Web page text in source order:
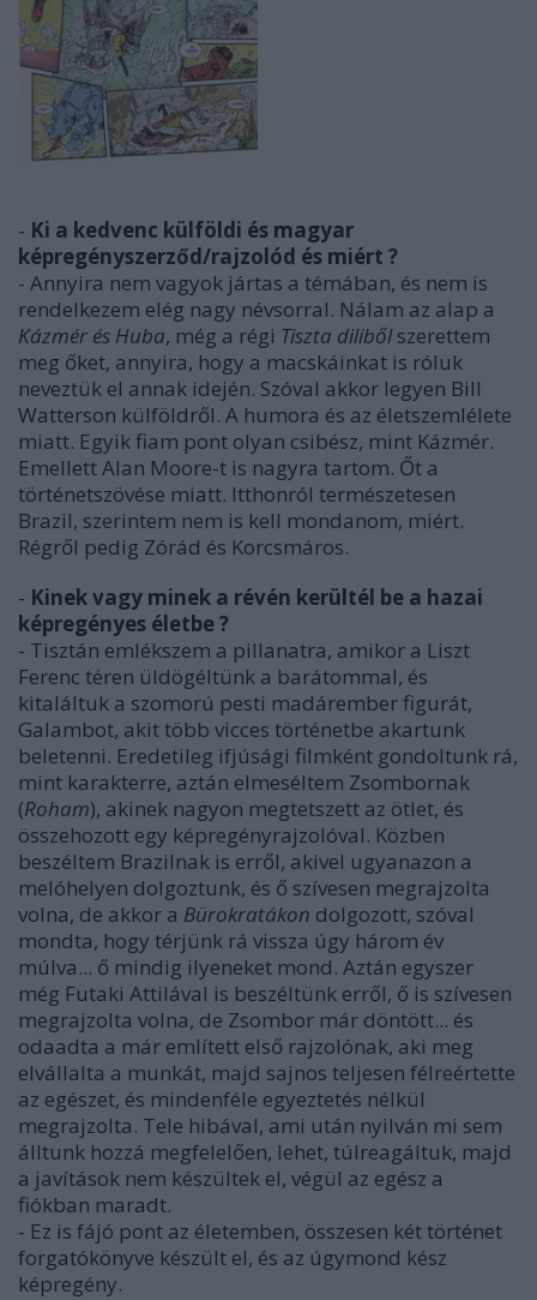
- Ki a kedvenc külföldi és magyar
képregényszerződ/rajzolód és miért ?
- Annyira nem vagyok jártas a témában, és nem is
rendelkezem elég nagy névsorral. Nálam az alap a
Kázmér és Huba, még a régi Tiszta dilibőlszerettem
meg őket, annyira, hogy a macskáinkat is róluk
neveztük el annak idején. Szóval akkor legyen Bill
Watterson külföldről. A humora és az életszemlélete
miatt. Egyik fiam pont olyan csibész, mint Kázmér.
Emellett Alan Moore-t is nagyra tartom. Őt a
történetszövése miatt. Itthonról természetesen
Brazil, szerintem nem is kell mondanom, miért.
Régről pedig Zórád és Korcsmáros.
- Kinek vagy minek a révén kerültél be a hazai
képregényes életbe ?
- Tisztán emlékszem a pillanatra, amikor a Liszt
Ferenc téren üldögéltünk a barátommal, és
kitaláltuk a szomorú pesti madárember figurát,
Galambot, akit több vicces történetbe akartunk
beletenni. Eredetileg ifjúsági filmként gondoltunk rá,
mint karakterre, aztán elmeséltem Zsombornak
(Roham), akinek nagyon megtetszett az ötlet, és
összehozott egy képregényrajzolóval. Közben
beszéltem Brazilnak is erről, akivel ugyanazon a
melóhelyen dolgoztunk, és ő szívesen megrajzolta
volna, de akkor a Bürokratákon dolgozott, szóval
mondta, hogy térjünk rá vissza úgy három év
múlva... ő mindig ilyeneket mond. Aztán egyszer
még Futaki Attilával is beszéltünk erről, ő is szívesen
megrajzolta volna, de Zsombor már döntött... és
odaadta a már említett első rajzolónak, aki meg
elvállalta a munkát, majd sajnos teljesen félreértette
az egészet, és mindenféle egyeztetés nélkül
megrajzolta. Tele hibával, ami után nyilván mi sem
álltunk hozzá megfelelően, lehet, túlreagáltuk, majd
a javítások nem készültek el, végül az egész a
fiókban maradt.
- Ez is fájó pont az életemben, összesen két történet
forgatókönyve készült el, és az úgymond kész
képregény.